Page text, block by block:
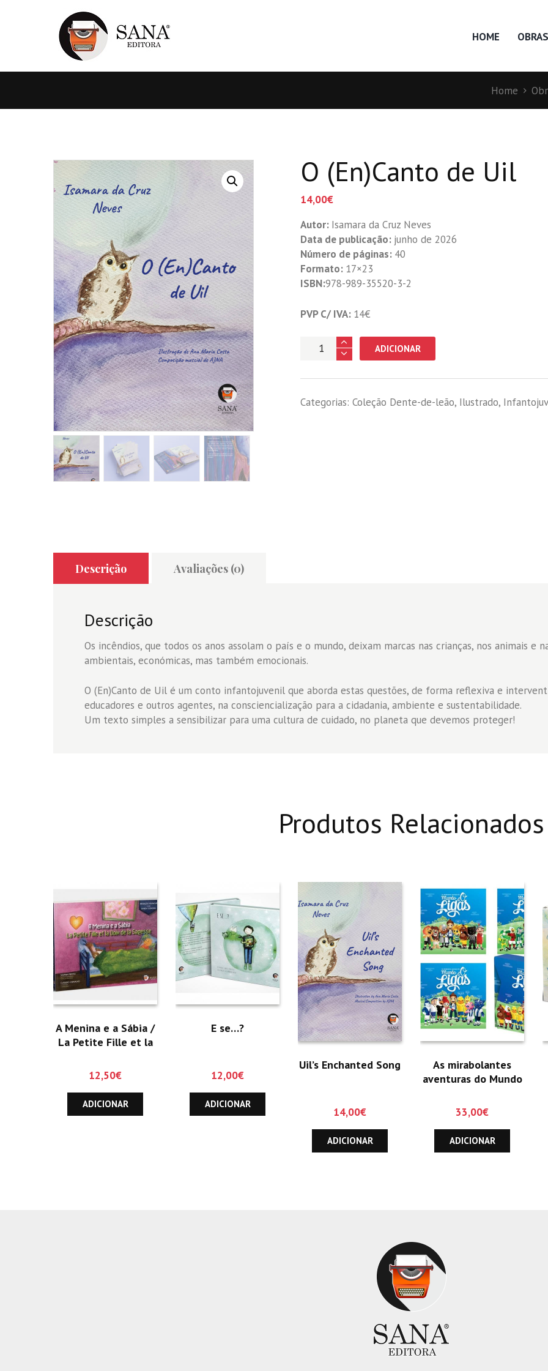
HOME OBRAS
Home
O (En)Canto de Uil
14,00€
Autor: Isamara da Cruz Neves
Data de publicação: junho de 2026
Número de páginas: 40
Formato: 17×23
ISBN:978-989-35520-3-2
PVP C/ IVA: 14€
Quantidade
de
ADICIONAR
Categorias: Coleção Dente-de-leão, Ilustrado,
Descrição Avaliações (0)
Descrição
Os incêndios, que todos os anos assolam o país e o mundo, deixam marcas nas crianças, nos animais e
ambientais, económicas, mas também emocionais.
O (En)Canto de Uil é um conto infantojuvenil que aborda estas questões, de forma reflexiva e
educadores e outros agentes, na consciencialização para a cidadania, ambiente e sustentabilidade.
Um texto simples a sensibilizar para uma cultura de cuidado, no planeta que devemos proteger!
Produtos Relacionados
A Menina e a Sábia /
La Petite Fille et la
12,50€
ADICIONAR
E se…?
12,00€
ADICIONAR
Uil’s Enchanted Song
14,00€
ADICIONAR
As mirabolantes
aventuras do Mundo
33,00€
ADICIONAR